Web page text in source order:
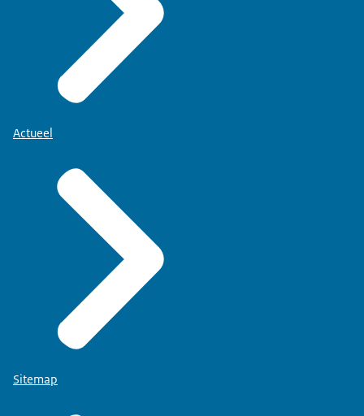
LIANNE: "Ik manage een team horeca-inspecteurs
waarbij er gekeken wordt naar de
voedselveiligheid. Met name op het stuk hygiëne."
- inspectie
- data en innovatie
- handelstoezicht
- slachttoezicht
- juridische zaken
- opsporing
- impact
INTERVIEWER: "Oké, en hoe ziet jouw dag er dan
uit?"
Actueel
Sitemap